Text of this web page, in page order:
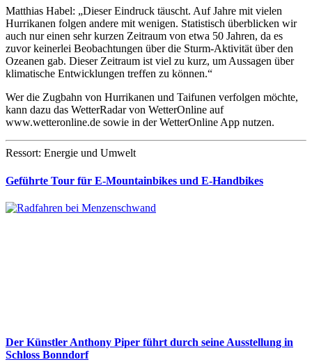
Matthias Habel: „Dieser Eindruck täuscht. Auf Jahre mit vielen
Hurrikanen folgen andere mit wenigen. Statistisch überblicken wir
auch nur einen sehr kurzen Zeitraum von etwa 50 Jahren, da es
zuvor keinerlei Beobachtungen über die Sturm-Aktivität über den
Ozeanen gab. Dieser Zeitraum ist viel zu kurz, um Aussagen über
klimatische Entwicklungen treffen zu können.“
Wer die Zugbahn von Hurrikanen und Taifunen verfolgen möchte,
kann dazu das WetterRadar von WetterOnline auf
www.wetteronline.de sowie in der WetterOnline App nutzen.
Ressort: Energie und Umwelt
Geführte Tour für E-Mountainbikes und E-Handbikes
Der Künstler Anthony Piper führt durch seine Ausstellung in
Schloss Bonndorf